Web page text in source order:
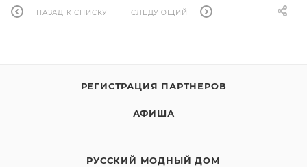
НАЗАД К СПИСКУ СЛЕДУЮЩИЙ
РЕГИСТРАЦИЯ ПАРТНЕРОВ
АФИША
РУССКИЙ МОДНЫЙ ДОМ